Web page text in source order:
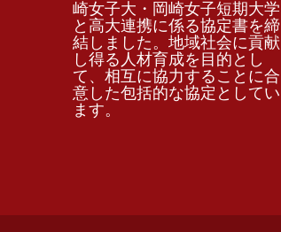
崎女子大・岡崎女子短期大学
と高大連携に係る協定書を締
結しました。地域社会に貢献
し得る人材育成を目的とし
て、相互に協力することに合
意した包括的な協定としてい
ます。